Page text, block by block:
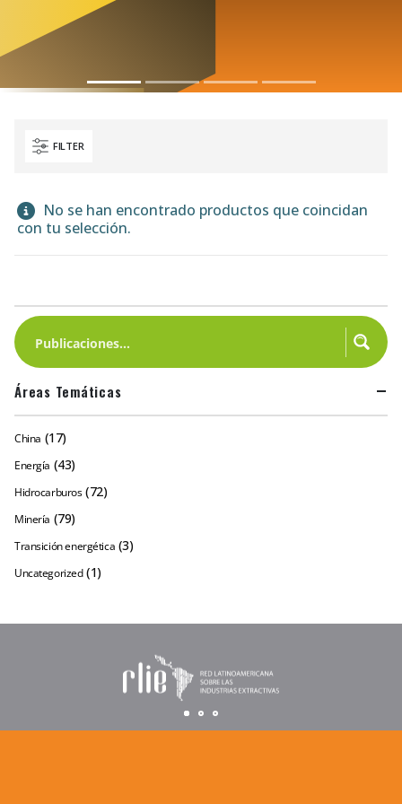
FILTER
No se han encontrado productos que coincidan
con tu selección.
Áreas Temáticas
China (17)
Energía (43)
Hidrocarburos (72)
Minería (79)
Transición energética (3)
Uncategorized (1)